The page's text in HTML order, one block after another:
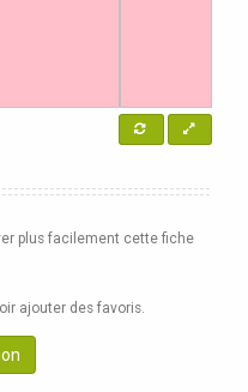
plus facilement cette fiche
ajouter des favoris.